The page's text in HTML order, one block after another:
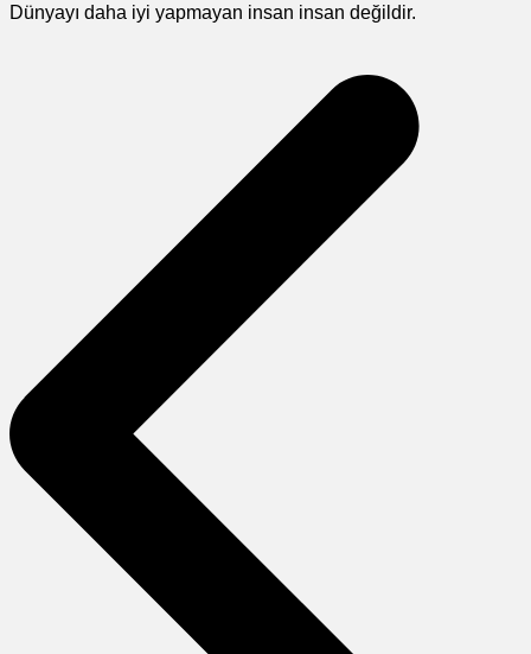
Dünyayı daha iyi yapmayan insan insan değildir.